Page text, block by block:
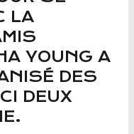
LA
YOUNG A
DES
DEUX